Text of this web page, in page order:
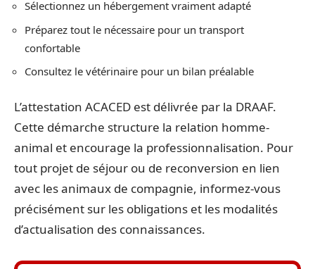
Sélectionnez un hébergement vraiment adapté
Préparez tout le nécessaire pour un transport
confortable
Consultez le vétérinaire pour un bilan préalable
L’attestation ACACED est délivrée par la DRAAF.
Cette démarche structure la relation homme-
animal et encourage la professionnalisation. Pour
tout projet de séjour ou de reconversion en lien
avec les animaux de compagnie, informez-vous
précisément sur les obligations et les modalités
d’actualisation des connaissances.